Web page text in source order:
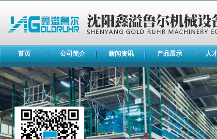
首页 公司简介 新闻资讯 产品展示 人